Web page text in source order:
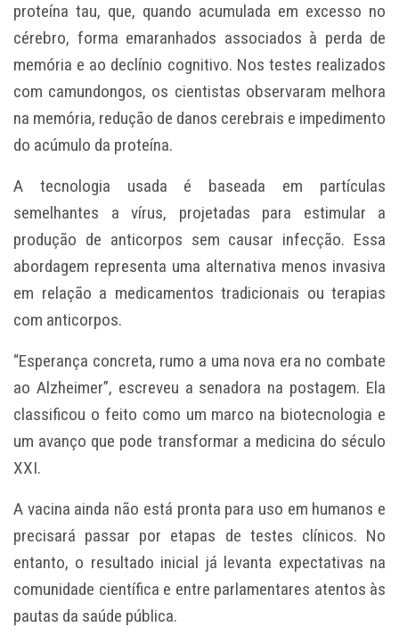
proteína tau, que, quando acumulada em excesso no
cérebro, forma emaranhados associados à perda de
memória e ao declínio cognitivo. Nos testes realizados
com camundongos, os cientistas observaram melhora
na memória, redução de danos cerebrais e impedimento
do acúmulo da proteína.
A tecnologia usada é baseada em partículas
semelhantes a vírus, projetadas para estimular a
produção de anticorpos sem causar infecção. Essa
abordagem representa uma alternativa menos invasiva
em relação a medicamentos tradicionais ou terapias
com anticorpos.
“Esperança concreta, rumo a uma nova era no combate
ao Alzheimer”, escreveu a senadora na postagem. Ela
classificou o feito como um marco na biotecnologia e
um avanço que pode transformar a medicina do século
XXI.
A vacina ainda não está pronta para uso em humanos e
precisará passar por etapas de testes clínicos. No
entanto, o resultado inicial já levanta expectativas na
comunidade científica e entre parlamentares atentos às
pautas da saúde pública.